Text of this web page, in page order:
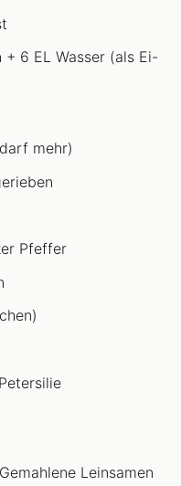
+ 6 EL Wasser (als Ei-
mehr)
Pfeffer
Leinsamen